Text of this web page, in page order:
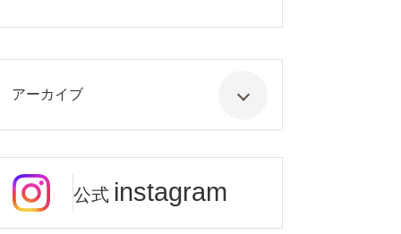
アーカイブ
公式 instagram